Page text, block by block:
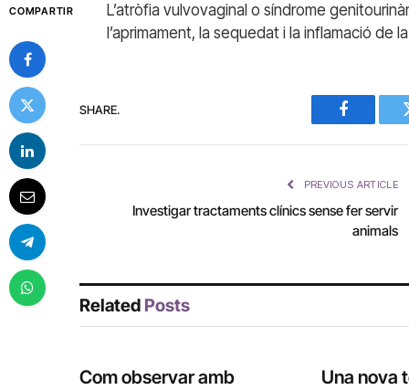
COMPARTIR
L’atròfia vulvovaginal o síndrome
l’aprimament, la sequedat i la inflamació de
SHARE.
Facebook
PREVIOUS ARTICLE
Investigar tractaments clínics sense fer servir
animals
Related Posts
Com observar amb
Una nova